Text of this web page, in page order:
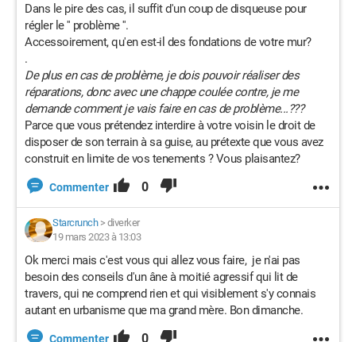
Dans le pire des cas, il suffit d'un coup de disqueuse pour
régler le '' problème ''.
Accessoirement, qu'en est-il des fondations de votre mur?
.
De plus en cas de problème, je dois pouvoir réaliser des
réparations, donc avec une chappe coulée contre, je me
demande comment je vais faire en cas de problème...???
Parce que vous prétendez interdire à votre voisin le droit de
disposer de son terrain à sa guise, au prétexte que vous avez
construit en limite de vos tenements ? Vous plaisantez?
Commenter 0
Starcrunch> diverker
19 mars 2023 à 13:03
Ok merci mais c'est vous qui allez vous faire, je n'ai pas
besoin des conseils d'un âne à moitié agressif qui lit de
travers, qui ne comprend rien et qui visiblement s'y connais
autant en urbanisme que ma grand mère. Bon dimanche.
Commenter 0